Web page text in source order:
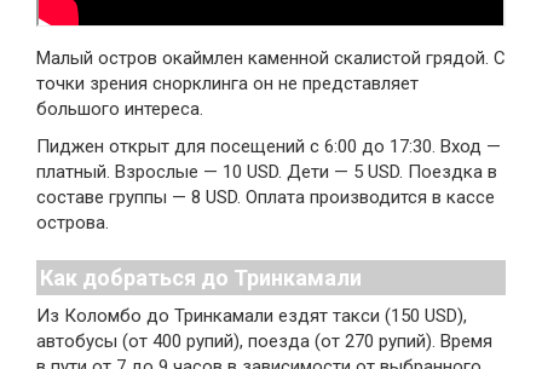
Малый остров окаймлен каменной скалистой грядой. С
точки зрения снорклинга он не представляет
большого интереса.
Пиджен открыт для посещений с 6:00 до 17:30. Вход —
платный. Взрослые — 10 USD. Дети — 5 USD. Поездка в
составе группы — 8 USD. Оплата производится в кассе
острова.
Как добраться до Тринкамали
Из Коломбо до Тринкамали ездят такси (150 USD),
автобусы (от 400 рупий), поезда (от 270 рупий). Время